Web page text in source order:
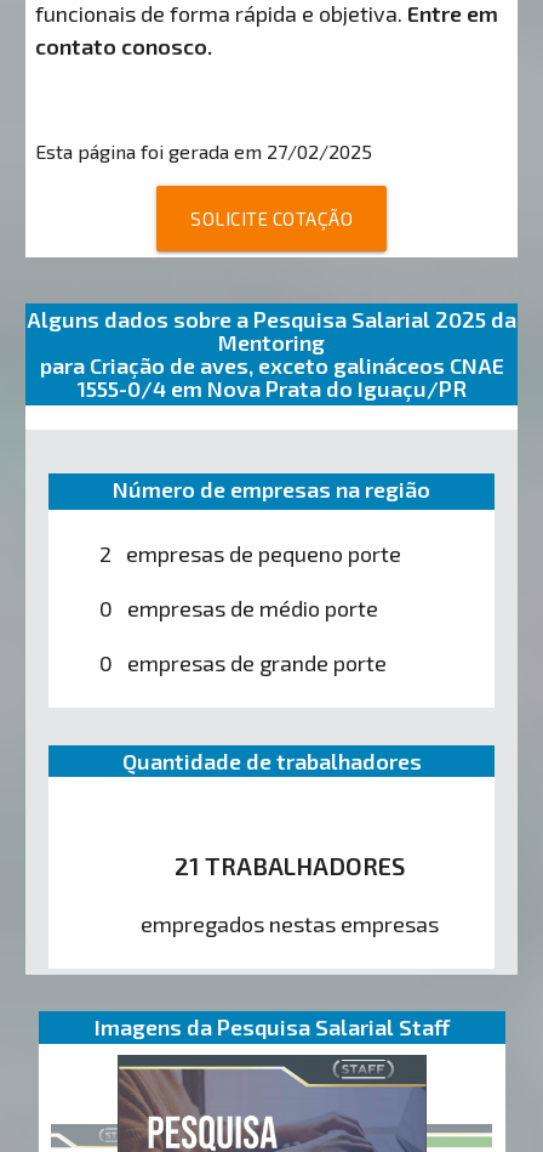
funcionais de forma rápida e objetiva. Entre em
contato conosco.
Esta página foi gerada em 27/02/2025
SOLICITE COTAÇÃO
Alguns dados sobre a Pesquisa Salarial 2025 da
Mentoring
para Criação de aves, exceto galináceos CNAE
1555-0/4 em Nova Prata do Iguaçu/PR
Número de empresas na região
2 empresas de pequeno porte
0 empresas de médio porte
0 empresas de grande porte
Quantidade de trabalhadores
21 TRABALHADORES
empregados nestas empresas
Imagens da Pesquisa Salarial Staff